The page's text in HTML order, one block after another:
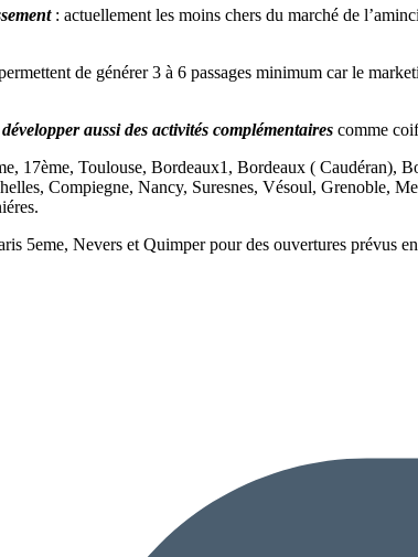
: actuellement les moins chers du marché de
de générer 3 à 6 passages minimum car le
aussi des activités complémentaires comme
17ème, Toulouse, Bordeaux1, Bordeaux (
Compiegne, Nancy, Suresnes, Vésoul, Grenoble,
5eme, Nevers et Quimper pour des ouvertures prévus